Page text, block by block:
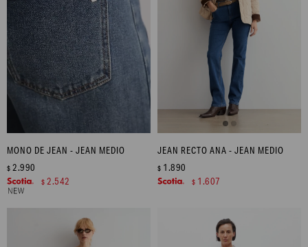
MONO DE JEAN - JEAN MEDIO
$ 2.990
$ 2.542
JEAN RECTO ANA - JEAN MEDIO
$ 1.890
$ 1.607